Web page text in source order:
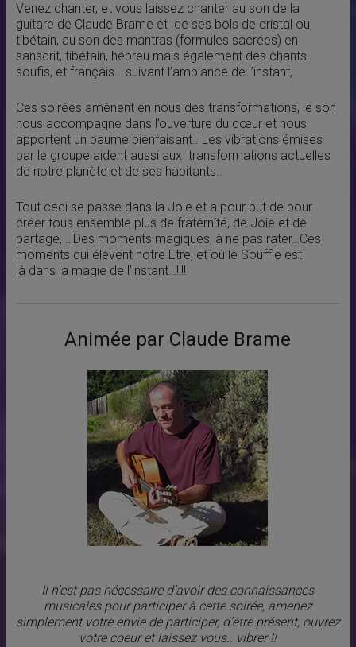
Venez chanter, et vous laissez chanter au son de la
guitare de Claude Brame et de ses bols de cristal ou
tibétain, au son des mantras (formules sacrées) en
sanscrit, tibétain, hébreu mais également des chants
soufis, et français… suivant l’ambiance de l’instant,
Ces soirées amènent en nous des transformations, le son
nous accompagne dans l’ouverture du cœur et nous
apportent un baume bienfaisant.. Les vibrations émises
par le groupe aident aussi aux transformations actuelles
de notre planète et de ses habitants..
Tout ceci se passe dans la Joie et a pour but de pour
créer tous ensemble plus de fraternité, de Joie et de
partage, …Des moments magiques, à ne pas rater…Ces
moments qui élèvent notre Etre, et où le Souffle est
là dans la magie de l’instant…!!!!
Animée par Claude Brame
Il n’est pas nécessaire d’avoir des connaissances
musicales pour participer à cette soirée, amenez
simplement votre envie de participer, d’être présent, ouvrez
votre coeur et laissez vous.. vibrer !!